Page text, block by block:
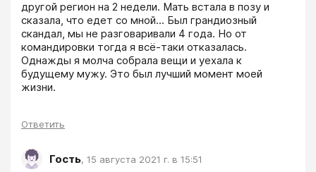
другой регион на 2 недели. Мать встала в позу и
сказала, что едет со мной... Был грандиозный
скандал, мы не разговаривали 4 года. Но от
командировки тогда я всё-таки отказалась.
Однажды я молча собрала вещи и уехала к
будущему мужу. Это был лучший момент моей
жизни.
Ответить
Гость, 15 августа 2021 г. в 15:51